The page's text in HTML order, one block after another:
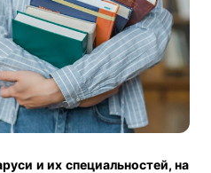
и их специальностей, на